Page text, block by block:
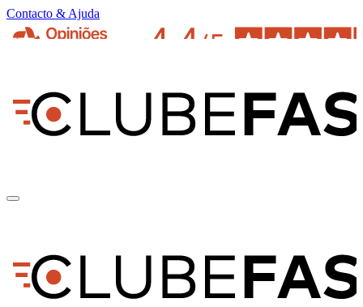
Contacto & Ajuda